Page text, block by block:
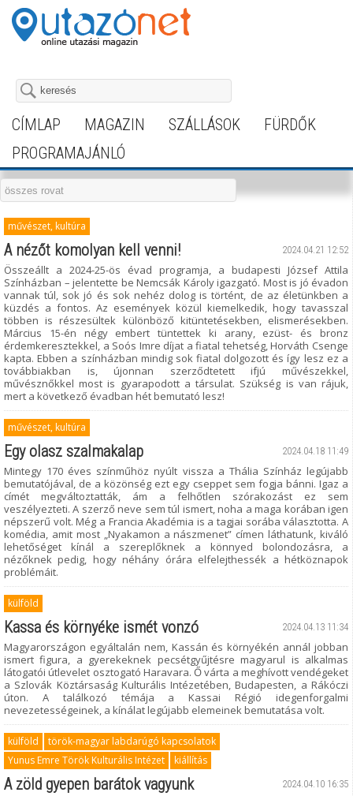
CÍMLAP MAGAZIN SZÁLLÁSOK
FÜRDŐK
PROGRAMAJÁNLÓ
művészet, kultúra
2024.04.21 12:52
A nézőt komolyan kell venni!
Összeállt a 2024-25-ös évad programja, a budapesti József Attila
Színházban – jelentette be Nemcsák Károly igazgató. Most is jó évadon
vannak túl, sok jó és sok nehéz dolog is történt, de az életünkben a
küzdés a fontos. Az események közül kiemelkedik, hogy tavasszal
többen is részesültek különböző kitüntetésekben, elismerésekben.
Március 15-én négy embert tüntettek ki arany, ezüst- és bronz
érdemkeresztekkel, a Soós Imre díjat a fiatal tehetség, Horváth Csenge
kapta. Ebben a színházban mindig sok fiatal dolgozott és így lesz ez a
továbbiakban is, újonnan szerződtetett ifjú művészekkel,
művésznőkkel most is gyarapodott a társulat. Szükség is van rájuk,
mert a következő évadban hét bemutató lesz!
művészet, kultúra
2024.04.18 11:49
Egy olasz szalmakalap
Mintegy 170 éves színműhöz nyúlt vissza a Thália Színház legújabb
bemutatójával, de a közönség ezt egy cseppet sem fogja bánni. Igaz a
címét megváltoztatták, ám a felhőtlen szórakozást ez sem
veszélyezteti. A szerző neve sem túl ismert, noha a maga korában igen
népszerű volt. Még a Francia Akadémia is a tagjai sorába választotta. A
komédia, amit most „Nyakamon a nászmenet” címen láthatunk, kiváló
lehetőséget kínál a szereplőknek a könnyed bolondozásra, a
nézőknek pedig, hogy néhány órára elfelejthessék a hétköznapok
problémáit.
külföld
2024.04.13 11:34
Kassa és környéke ismét vonzó
Magyarországon egyáltalán nem, Kassán és környékén annál jobban
ismert figura, a gyerekeknek pecsétgyűjtésre magyarul is alkalmas
látogatói útlevelet osztogató Haravara. Ő várta a meghívott vendégeket
a Szlovák Köztársaság Kulturális Intézetében, Budapesten, a Rákóczi
úton. A találkozó témája a Kassai Régió idegenforgalmi
nevezetességeinek, a kínálat legújabb elemeinek bemutatása volt.
külföld
török-magyar labdarúgó kapcsolatok
Yunus Emre Török Kulturális Intézet
kiállítás
2024.04.10 16:35
A zöld gyepen barátok vagyunk